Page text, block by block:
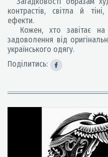
контрастів, світла й
ефекти.
Кожен, хто завітає на
задоволення від
українського одягу.
Поділитись: